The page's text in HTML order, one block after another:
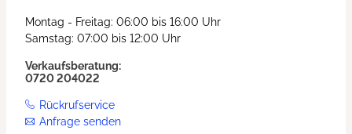
Montag - Freitag: 06:00 bis 16:00 Uhr
Samstag: 07:00 bis 12:00 Uhr
Verkaufsberatung:
0720 204022
Rückrufservice
Anfrage senden